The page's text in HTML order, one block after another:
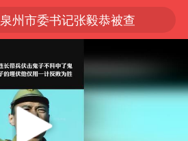
泉州市委书记张毅恭被查
台风白海豚已进入24小时警戒线